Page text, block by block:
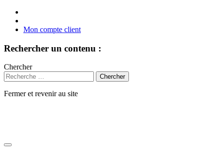
Mon compte client
Rechercher un contenu :
Chercher
Fermer et revenir au site